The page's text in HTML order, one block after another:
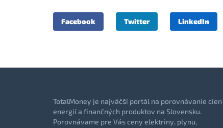
Facebook Twitter LinkedIn
TotalMoney je najväčší portál na porovnávanie cien
energií a finančných produktov na Slovensku.
Porovnávame pre Vás ceny elektriny, plynu,